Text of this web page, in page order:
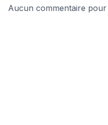
Aucun commentaire